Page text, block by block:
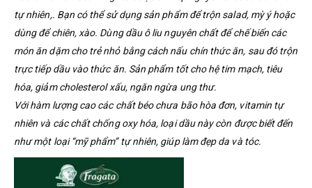
tự nhiên,. Bạn có thể sử dụng sản phẩm để trộn salad, mỳ ý hoặc
dùng để chiên, xào. Dùng dầu ô liu nguyên chất để chế biến các
món ăn dặm cho trẻ nhỏ bằng cách nấu chín thức ăn, sau đó trộn
trực tiếp dầu vào thức ăn. Sản phẩm tốt cho hệ tim mạch, tiêu
hóa, giảm cholesterol xấu, ngăn ngừa ung thư.
Với hàm lượng cao các chất béo chưa bão hòa đơn, vitamin tự
nhiên và các chất chống oxy hóa, loại dầu này còn được biết đến
như một loại “mỹ phẩm” tự nhiên, giúp làm đẹp da và tóc.